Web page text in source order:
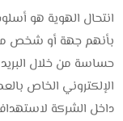
انتحال الهوية هو
بأنهم جهة أو شخص
حساسة من خلال البريد
الإلكتروني الخاص
داخل الشركة